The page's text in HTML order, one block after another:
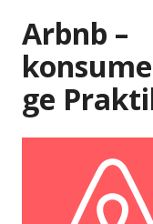
Arbnb –
ge